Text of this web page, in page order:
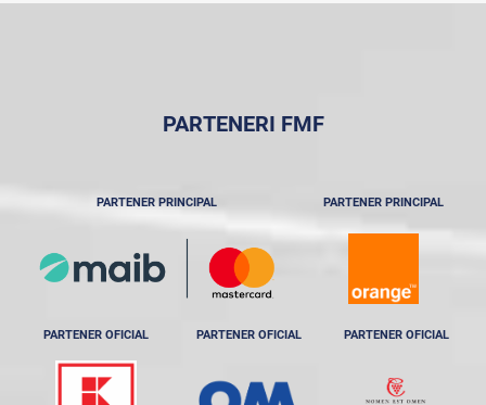
PARTENERI FMF
PARTENER PRINCIPAL PARTENER PRINCIPAL
PARTENER OFICIAL PARTENER OFICIAL PARTENER OFICIAL